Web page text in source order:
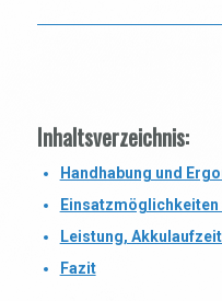
Inhaltsverzeichnis:
Handhabung und
Leistung,
Fazit